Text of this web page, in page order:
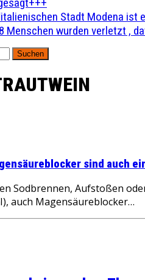
Stadt Modena ist
Menschen wurden verletzt ,
sind auch
Sodbrennen, Aufstoßen
auch Magensäureblocker…